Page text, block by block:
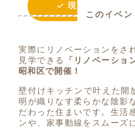
現在開催中の
このイベン
実際にリノベーションをさ
見学できる
「リノベーショ
昭和区で開催！
壁付けキッチンで叶えた開
明が織りなす柔らかな陰影
だわった住まいです。生活
ンや、家事動線をスムーズ